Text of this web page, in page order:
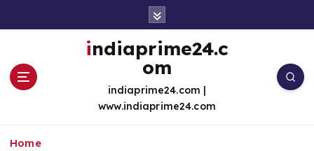
indiaprime24.c
om
indiaprime24.com |
www.indiaprime24.com
Home